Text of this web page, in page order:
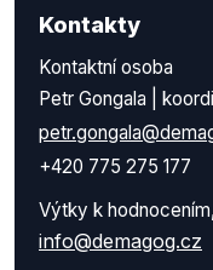
Kontakty
Kontaktní osoba
Petr Gongala |
+420 775 275 177
Výtky k
info@demagog.cz